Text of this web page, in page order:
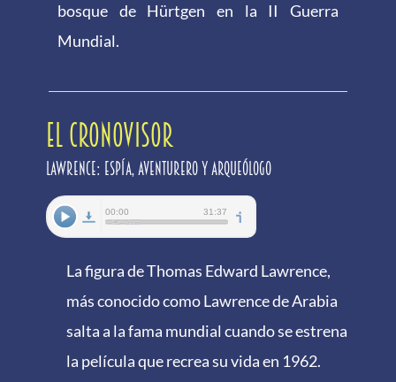
bosque de Hürtgen en la II Guerra
Mundial.
EL CRONOVISOR
Lawrence: Espía, aventurero y arqueólogo
La figura de Thomas Edward Lawrence,
más conocido como Lawrence de Arabia
salta a la fama mundial cuando se estrena
la película que recrea su vida en 1962.